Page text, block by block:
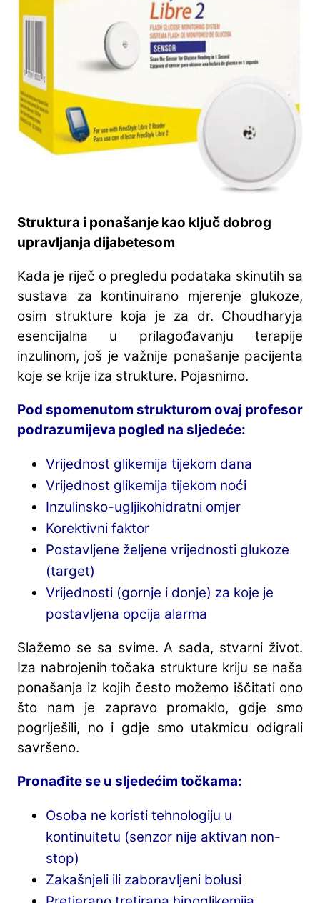
Struktura i ponašanje kao ključ dobrog
upravljanja dijabetesom
Kada je riječ o pregledu podataka skinutih sa
sustava za kontinuirano mjerenje glukoze,
osim strukture koja je za dr. Choudharyja
esencijalna u prilagođavanju terapije
inzulinom, još je važnije ponašanje pacijenta
koje se krije iza strukture. Pojasnimo.
Pod spomenutom strukturom ovaj profesor
podrazumijeva pogled na sljedeće:
Vrijednost glikemija tijekom dana
Vrijednost glikemija tijekom noći
Inzulinsko-ugljikohidratni omjer
Korektivni faktor
Postavljene željene vrijednosti glukoze
(target)
Vrijednosti (gornje i donje) za koje je
postavljena opcija alarma
Slažemo se sa svime. A sada, stvarni život.
Iza nabrojenih točaka strukture kriju se naša
ponašanja iz kojih često možemo iščitati ono
što nam je zapravo promaklo, gdje smo
pogriješili, no i gdje smo utakmicu odigrali
savršeno.
Pronađite se u sljedećim točkama:
Osoba ne koristi tehnologiju u
kontinuitetu (senzor nije aktivan non-
stop)
Zakašnjeli ili zaboravljeni bolusi